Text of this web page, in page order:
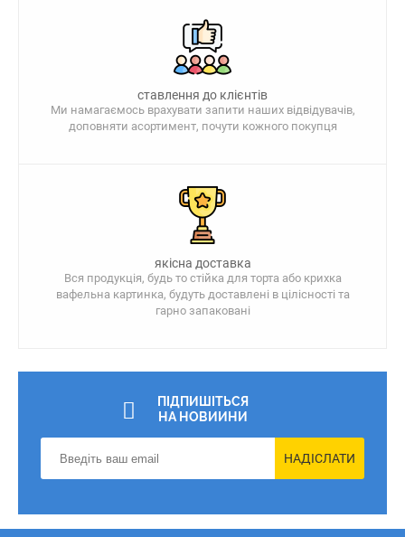
ставлення до клієнтів
Ми намагаємось врахувати запити наших відвідувачів,
доповняти асортимент, почути кожного покупця
якісна доставка
Вся продукція, будь то стійка для торта або крихка
вафельна картинка, будуть доставлені в цілісності та
гарно запаковані
ПІДПИШІТЬСЯ
НА НОВИИНИ
НАДІСЛАТИ